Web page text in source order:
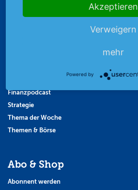
Archiv
Finanzpodcast
Strategie
Thema der Woche
Themen & Börse
Abo & Shop
Abonnent werden
Akzeptieren
Verweigern
mehr
Powered by